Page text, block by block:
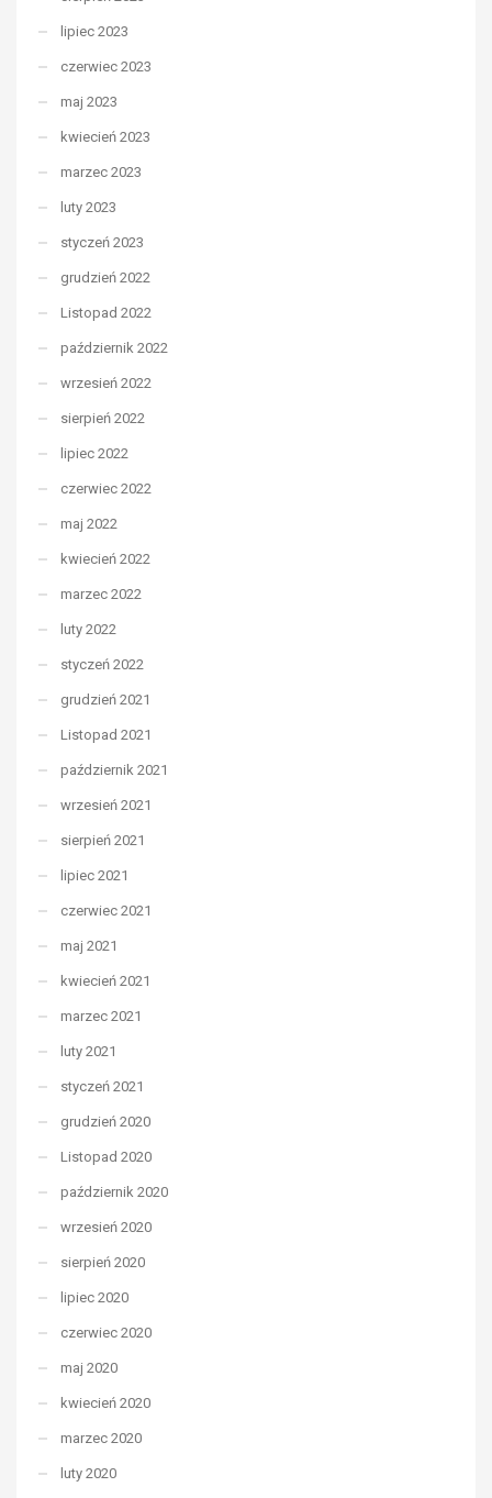
lipiec 2023
czerwiec 2023
maj 2023
kwiecień 2023
marzec 2023
luty 2023
styczeń 2023
grudzień 2022
Listopad 2022
październik 2022
wrzesień 2022
sierpień 2022
lipiec 2022
czerwiec 2022
maj 2022
kwiecień 2022
marzec 2022
luty 2022
styczeń 2022
grudzień 2021
Listopad 2021
październik 2021
wrzesień 2021
sierpień 2021
lipiec 2021
czerwiec 2021
maj 2021
kwiecień 2021
marzec 2021
luty 2021
styczeń 2021
grudzień 2020
Listopad 2020
październik 2020
wrzesień 2020
sierpień 2020
lipiec 2020
czerwiec 2020
maj 2020
kwiecień 2020
marzec 2020
luty 2020